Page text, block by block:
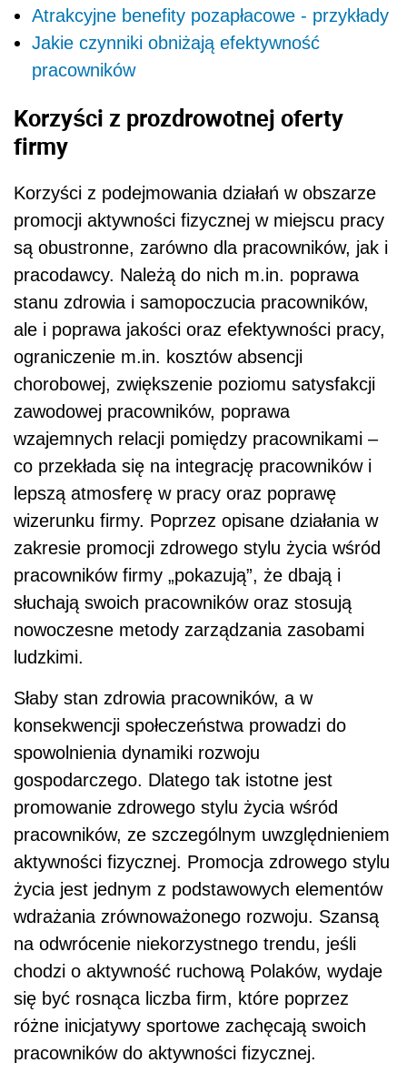
Atrakcyjne benefity pozapłacowe - przykłady
Jakie czynniki obniżają efektywność
pracowników
Korzyści z prozdrowotnej oferty
firmy
Korzyści z podejmowania działań w obszarze
promocji aktywności fizycznej w miejscu pracy
są obustronne, zarówno dla pracowników, jak i
pracodawcy. Należą do nich m.in. poprawa
stanu zdrowia i samopoczucia pracowników,
ale i poprawa jakości oraz efektywności pracy,
ograniczenie m.in. kosztów absencji
chorobowej, zwiększenie poziomu satysfakcji
zawodowej pracowników, poprawa
wzajemnych relacji pomiędzy pracownikami –
co przekłada się na integrację pracowników i
lepszą atmosferę w pracy oraz poprawę
wizerunku firmy. Poprzez opisane działania w
zakresie promocji zdrowego stylu życia wśród
pracowników firmy „pokazują”, że dbają i
słuchają swoich pracowników oraz stosują
nowoczesne metody zarządzania zasobami
ludzkimi.
Słaby stan zdrowia pracowników, a w
konsekwencji społeczeństwa prowadzi do
spowolnienia dynamiki rozwoju
gospodarczego. Dlatego tak istotne jest
promowanie zdrowego stylu życia wśród
pracowników, ze szczególnym uwzględnieniem
aktywności fizycznej. Promocja zdrowego stylu
życia jest jednym z podstawowych elementów
wdrażania zrównoważonego rozwoju. Szansą
na odwrócenie niekorzystnego trendu, jeśli
chodzi o aktywność ruchową Polaków, wydaje
się być rosnąca liczba firm, które poprzez
różne inicjatywy sportowe zachęcają swoich
pracowników do aktywności fizycznej.